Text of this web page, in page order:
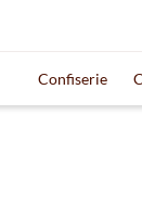
Confiserie